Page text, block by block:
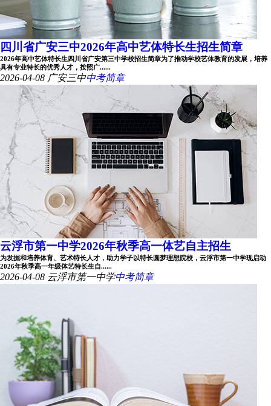
四川省广安三中2026年高中艺体特长生招生简章
2026年高中艺体特长生四川省广安第三中学校招生简章为了推动学校艺体教育的发展，培养
具有专业特长的优秀人才，按照广......
2026-04-08 广安三中中考简章
云浮市第一中学2026年秋季高一体艺自主招生
为发掘和培养体育、艺术特长人才，助力学子以特长圆梦理想院校，云浮市第一中学现启动
2026年秋季高一年级体艺特长生自......
2026-04-08 云浮市第一中学中考简章